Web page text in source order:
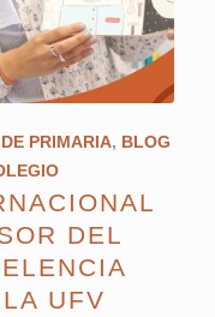
PRIMARIA, BLOG
DEL
UFV